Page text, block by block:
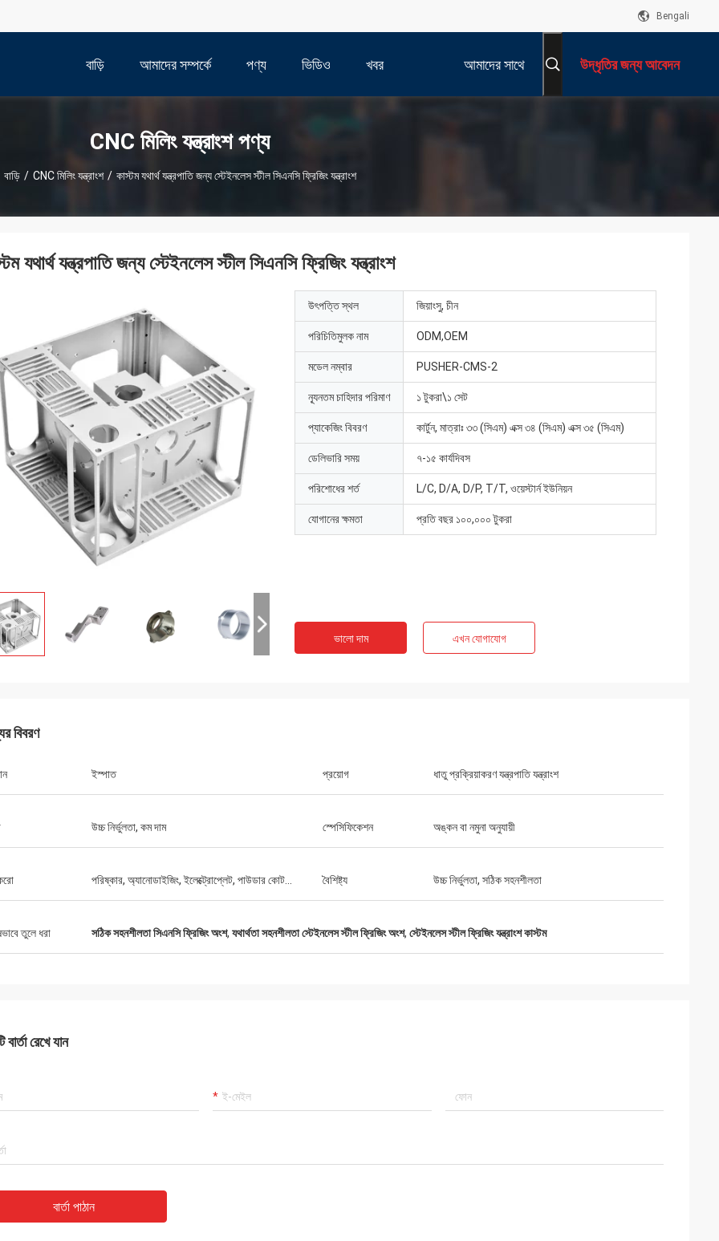
Bengali
বাড়ি আমাদের সম্পর্কে পণ্য ভিডিও খবর আমাদের সাথে উদ্ধৃতির জন্য আবেদন
CNC মিলিং যন্ত্রাংশ পণ্য
বাড়ি / CNC মিলিং যন্ত্রাংশ / কাস্টম যথার্থ যন্ত্রপাতি জন্য স্টেইনলেস স্টীল সিএনসি ফ্রিজিং যন্ত্রাংশ
খুবই ভালো এবং সহায়ক।
যথার্থ যন্ত্রপাতি জন্য স্টেইনলেস স্টীল সিএনসি ফ্রিজিং যন্ত্রাংশ
উৎপত্তি স্থল জিয়াংসু, চীন
পরিচিতিমুলক নাম ODM,OEM
মডেল নম্বার PUSHER-CMS-2
ন্যূনতম চাহিদার পরিমাণ ১ টুকরা\১ সেট
প্যাকেজিং বিবরণ কার্টুন, মাত্রাঃ ৩৩ (সিএম) এক্স ৩৪ (সিএম) এক্স ৩৫ (সিএম)
ডেলিভারি সময় ৭-১৫ কার্যদিবস
পরিশোধের শর্ত L/C, D/A, D/P, T/T, ওয়েস্টার্ন ইউনিয়ন
যোগানের ক্ষমতা প্রতি বছর ১০০,০০০ টুকরা
ভালো দাম এখন যোগাযোগ
বিবরণ
ইস্পাত প্রয়োগ ধাতু প্রক্রিয়াকরণ যন্ত্রপাতি যন্ত্রাংশ
উচ্চ নির্ভুলতা, কম দাম স্পেসিফিকেশন অঙ্কন বা নমুনা অনুযায়ী
পরিষ্কার, অ্যানোডাইজিং, ইলেক্ট্রোপ্লেট, পাউডার কোট... বৈশিষ্ট্য উচ্চ নির্ভুলতা, সঠিক সহনশীলতা
তুলে ধরা সঠিক সহনশীলতা সিএনসি ফ্রিজিং অংশ, যথার্থতা সহনশীলতা স্টেইনলেস স্টীল ফ্রিজিং অংশ, স্টেইনলেস স্টীল ফ্রিজিং যন্ত্রাংশ কাস্টম
বার্তা রেখে যান
বার্তা পাঠান